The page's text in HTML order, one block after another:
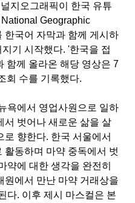
지오그래픽이 한국 유튜
National Geographic
한국어 자막과 함께 게시하
기 시작했다. '한국을 접
함께 올라온 해당 영상은 7
회 수를 기록했다.
욕에서 영업사원으로 일하
서 벗어나 새로운 삶을 살
로 향한다. 한국 서울에서
활동하며 마약 중독에서 벗
약에 대한 생각을 완전히
원에서 만난 마약 거래상을
다. 이후 제시 마스컬은 본